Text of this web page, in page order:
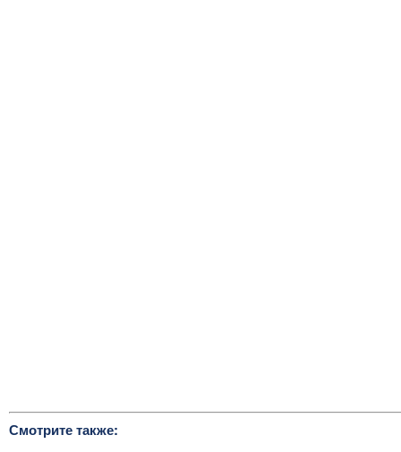
Смотрите также: